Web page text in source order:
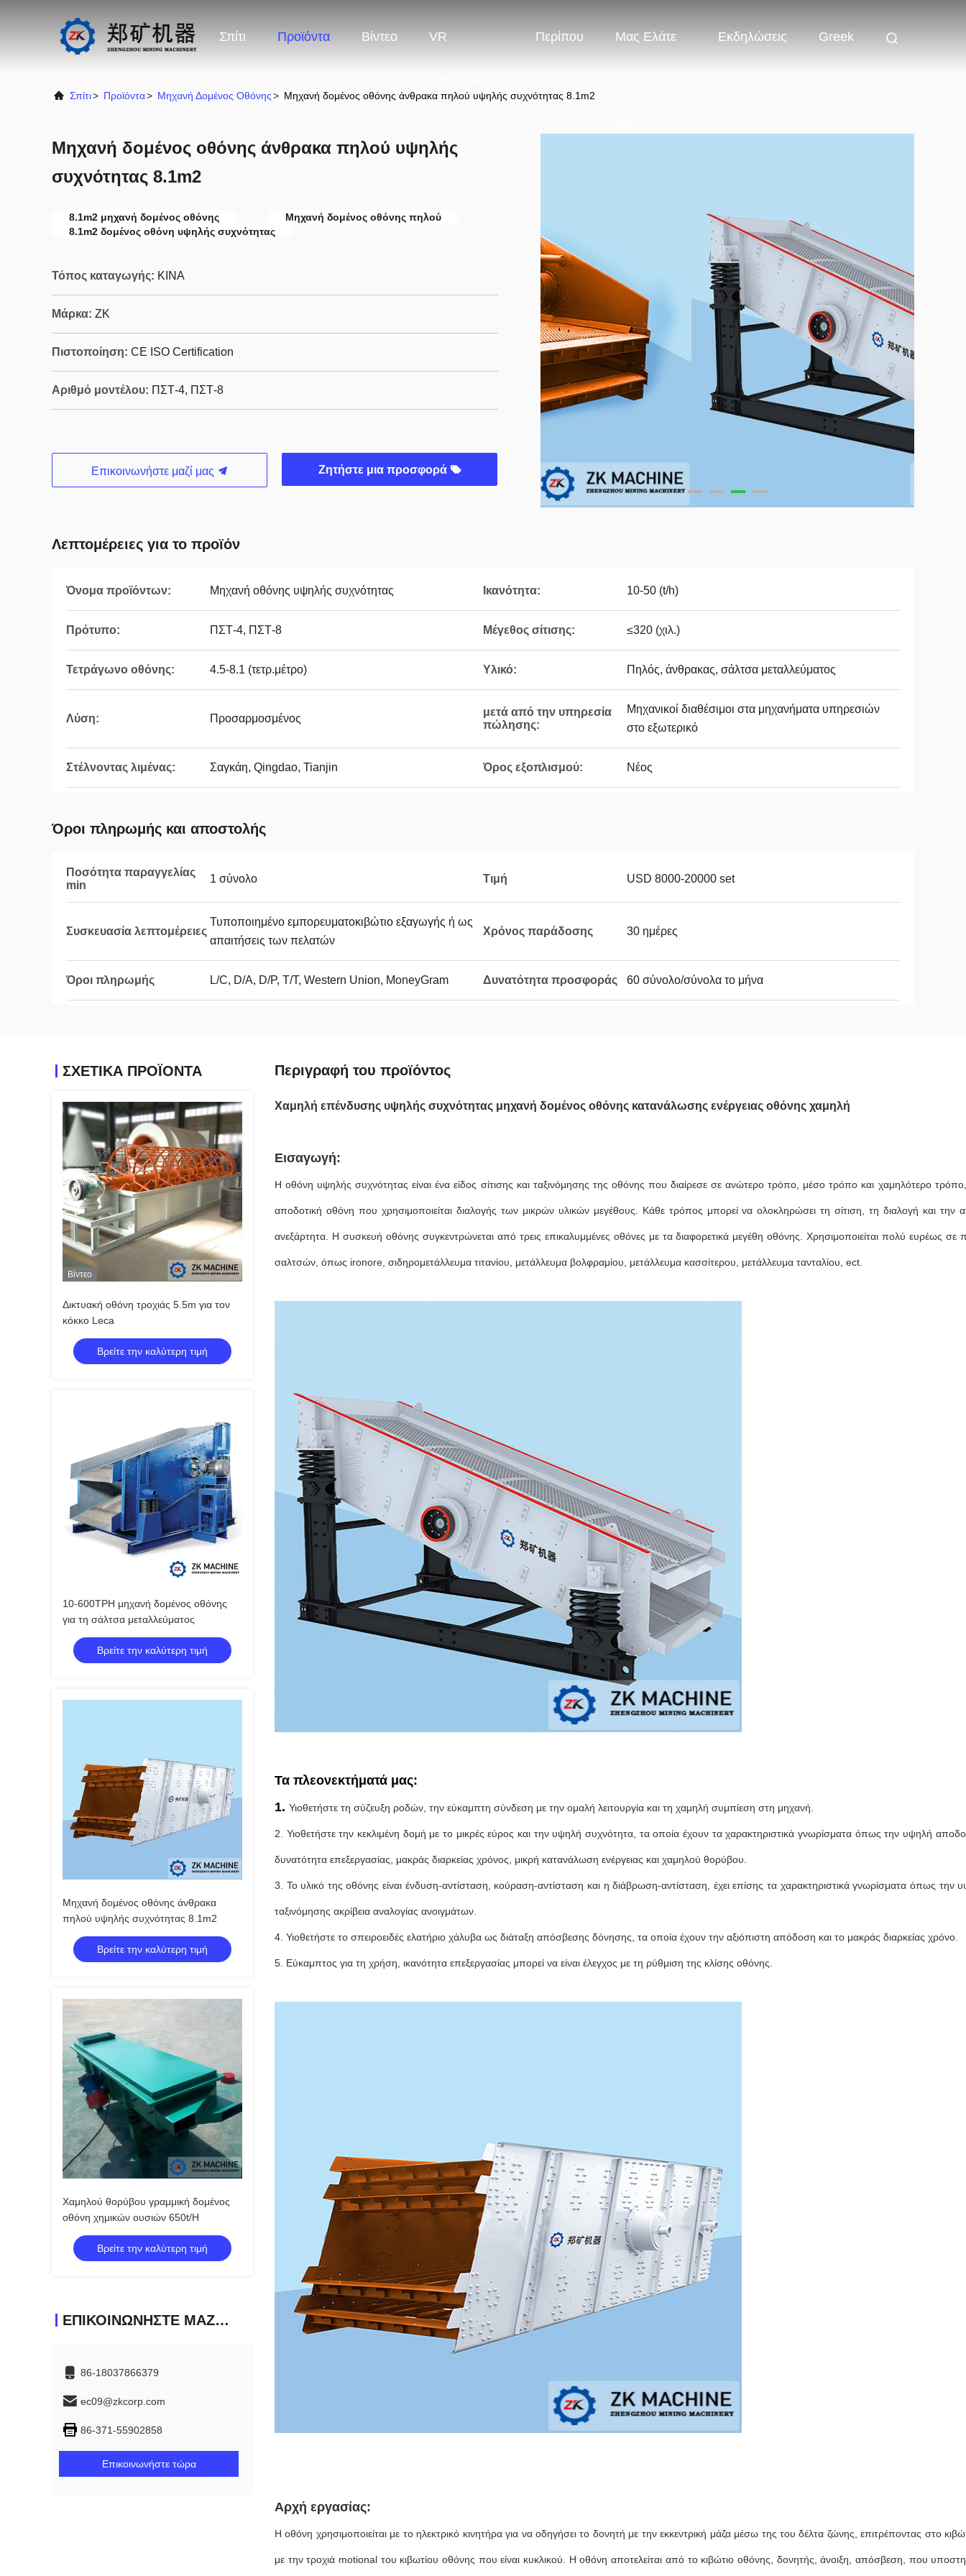
Σπίτι Προϊόντα Βίντεο VR Περίπου Μας Ελάτε Εκδηλώσεις Greek
Σπίτι> Προϊόντα> Μηχανή Δομένος Οθόνης> Μηχανή δομένος οθόνης άνθρακα πηλού υψηλής συχνότητας 8.1m2
Μηχανή δομένος οθόνης άνθρακα πηλού υψηλής
συχνότητας 8.1m2
8.1m2 μηχανή δομένος οθόνης
Μηχανή δομένος οθόνης πηλού
8.1m2 δομένος οθόνη υψηλής συχνότητας
Τόπος καταγωγής: ΚΙΝΑ
Μάρκα: ZK
Πιστοποίηση: CE ISO Certification
Αριθμό μοντέλου: ΠΣΤ-4, ΠΣΤ-8
Επικοινωνήστε μαζί μας Ζητήστε μια προσφορά
Λεπτομέρειες για το προϊόν
Όνομα προϊόντων: Μηχανή οθόνης υψηλής συχνότητας Ικανότητα: 10-50 (t/h)
Πρότυπο: ΠΣΤ-4, ΠΣΤ-8 Μέγεθος σίτισης: ≤320 (χιλ.)
Τετράγωνο οθόνης: 4.5-8.1 (τετρ.μέτρο) Υλικό: Πηλός, άνθρακας, σάλτσα μεταλλεύματος
Λύση: Προσαρμοσμένος
μετά από την υπηρεσία
πώλησης:
Μηχανικοί διαθέσιμοι στα μηχανήματα υπηρεσιών
στο εξωτερικό
Στέλνοντας λιμένας: Σαγκάη, Qingdao, Tianjin Όρος εξοπλισμού: Νέος
Όροι πληρωμής και αποστολής
Ποσότητα παραγγελίας
min
1 σύνολο Τιμή USD 8000-20000 set
Συσκευασία λεπτομέρειες
Τυποποιημένο εμπορευματοκιβώτιο εξαγωγής ή ως
απαιτήσεις των πελατών
Χρόνος παράδοσης 30 ημέρες
Όροι πληρωμής L/C, D/A, D/P, T/T, Western Union, MoneyGram Δυνατότητα προσφοράς 60 σύνολο/σύνολα το μήνα
ΣΧΕΤΙΚΑ ΠΡΟΪΟΝΤΑ
Βίντεο
Δικτυακή οθόνη τροχιάς 5.5m για τον
κόκκο Leca
Βρείτε την καλύτερη τιμή
10-600TPH μηχανή δομένος οθόνης
για τη σάλτσα μεταλλεύματος
Βρείτε την καλύτερη τιμή
Μηχανή δομένος οθόνης άνθρακα
πηλού υψηλής συχνότητας 8.1m2
Βρείτε την καλύτερη τιμή
Χαμηλού θορύβου γραμμική δομένος
οθόνη χημικών ουσιών 650t/H
Βρείτε την καλύτερη τιμή
ΕΠΙΚΟΙΝΩΝΉΣΤΕ ΜΑΖΊ ΜΑΣ
86-18037866379
ec09@zkcorp.com
86-371-55902858
Επικοινωνήστε τώρα
Περιγραφή του προϊόντος
Χαμηλή επένδυσης υψηλής συχνότητας μηχανή δομένος οθόνης κατανάλωσης ενέργειας οθόνης χαμηλή
Εισαγωγή:
Η οθόνη υψηλής συχνότητας είναι ένα είδος σίτισης και ταξινόμησης της οθόνης που διαίρεσε σε ανώτερο τρόπο, μέσο τρόπο και χαμηλότερο
αποδοτική οθόνη που χρησιμοποιείται διαλογής των μικρών υλικών μεγέθους. Κάθε τρόπος μπορεί να ολοκληρώσει τη σίτιση, τη διαλογή και την
ανεξάρτητα. Η συσκευή οθόνης συγκεντρώνεται από τρεις επικαλυμμένες οθόνες με τα διαφορετικά μεγέθη οθόνης. Χρησιμοποιείται πολύ ευρέως σε
σαλτσών, όπως ironore, σιδηρομετάλλευμα τιτανίου, μετάλλευμα βολφραμίου, μετάλλευμα κασσίτερου, μετάλλευμα τανταλίου, ect.
Τα πλεονεκτήματά μας:
1. Υιοθετήστε τη σύζευξη ροδών, την εύκαμπτη σύνδεση με την ομαλή λειτουργία και τη χαμηλή συμπίεση στη μηχανή.
2. Υιοθετήστε την κεκλιμένη δομή με το μικρές εύρος και την υψηλή συχνότητα, τα οποία έχουν τα χαρακτηριστικά γνωρίσματα όπως την υψηλή
δυνατότητα επεξεργασίας, μακράς διαρκείας χρόνος, μικρή κατανάλωση ενέργειας και χαμηλού θορύβου.
3. Το υλικό της οθόνης είναι ένδυση-αντίσταση, κούραση-αντίσταση και η διάβρωση-αντίσταση, έχει επίσης τα χαρακτηριστικά γνωρίσματα όπως την
ταξινόμησης ακρίβεια αναλογίας ανοιγμάτων.
4. Υιοθετήστε το σπειροειδές ελατήριο χάλυβα ως διάταξη απόσβεσης δόνησης, τα οποία έχουν την αξιόπιστη απόδοση και το μακράς διαρκείας χρόνο.
5. Εύκαμπτος για τη χρήση, ικανότητα επεξεργασίας μπορεί να είναι έλεγχος με τη ρύθμιση της κλίσης οθόνης.
Αρχή εργασίας:
Η οθόνη χρησιμοποιείται με το ηλεκτρικό κινητήρα για να οδηγήσει το δονητή με την εκκεντρική μάζα μέσω της του δέλτα ζώνης, επιτρέποντας στο
με την τροχιά motional του κιβωτίου οθόνης που είναι κυκλικού. Η οθόνη αποτελείται από το κιβώτιο οθόνης, δονητής, άνοιξη, απόσβεση, που